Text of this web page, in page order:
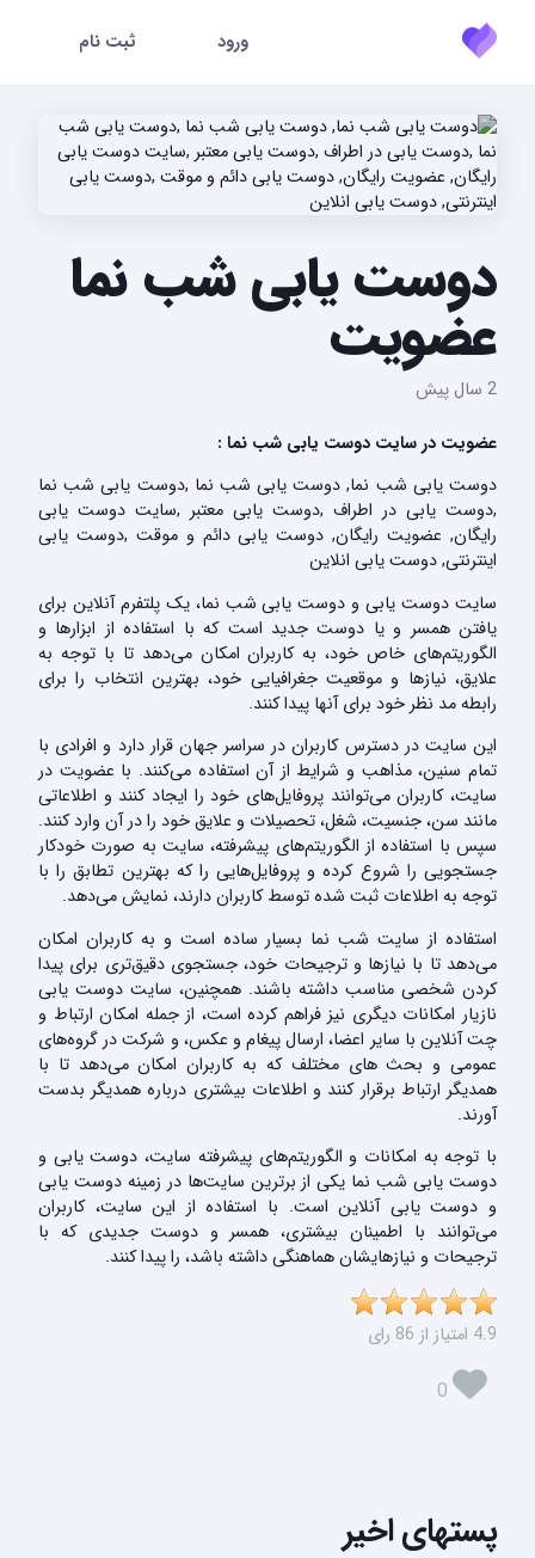
ورود ثبت نام
دوست یابی شب نما
عضویت
2 سال پیش
عضویت در سایت دوست یابی شب نما :
دوست یابی شب نما, دوست یابی شب نما ,دوست یابی شب نما
,دوست یابی در اطراف ,دوست یابی معتبر ,سایت دوست یابی
رایگان, عضویت رایگان, دوست یابی دائم و موقت ,دوست یابی
اینترنتی, دوست یابی انلاین
سایت دوست یابی و دوست یابی شب نما، یک پلتفرم آنلاین برای
یافتن همسر و یا دوست جدید است که با استفاده از ابزارها و
الگوریتم‌های خاص خود، به کاربران امکان می‌دهد تا با توجه به
علایق، نیازها و موقعیت جغرافیایی خود، بهترین انتخاب را برای
رابطه مد نظر خود برای آنها پیدا کنند.
این سایت در دسترس کاربران در سراسر جهان قرار دارد و افرادی با
تمام سنین، مذاهب و شرایط از آن استفاده می‌کنند. با عضویت در
سایت، کاربران می‌توانند پروفایل‌های خود را ایجاد کنند و اطلاعاتی
مانند سن، جنسیت، شغل، تحصیلات و علایق خود را در آن وارد کنند.
سپس با استفاده از الگوریتم‌های پیشرفته، سایت به صورت خودکار
جستجویی را شروع کرده و پروفایل‌هایی را که بهترین تطابق را با
توجه به اطلاعات ثبت شده توسط کاربران دارند، نمایش می‌دهد.
استفاده از سایت شب نما بسیار ساده است و به کاربران امکان
می‌دهد تا با نیازها و ترجیحات خود، جستجوی دقیق‌تری برای پیدا
کردن شخصی مناسب داشته باشند. همچنین، سایت دوست یابی
نازیار امکانات دیگری نیز فراهم کرده است، از جمله امکان ارتباط و
چت آنلاین با سایر اعضا، ارسال پیغام و عکس، و شرکت در گروه‌های
عمومی و بحث های مختلف که به کاربران امکان می‌دهد تا با
همدیگر ارتباط برقرار کنند و اطلاعات بیشتری درباره همدیگر بدست
آورند.
با توجه به امکانات و الگوریتم‌های پیشرفته سایت، دوست یابی و
دوست یابی شب نما یکی از برترین سایت‌ها در زمینه دوست یابی
و دوست یابی آنلاین است. با استفاده از این سایت، کاربران
می‌توانند با اطمینان بیشتری، همسر و دوست جدیدی که با
ترجیحات و نیازهایشان هماهنگی داشته باشد، را پیدا کنند.
4.9 امتیاز از 86 رای
0
پستهای اخیر